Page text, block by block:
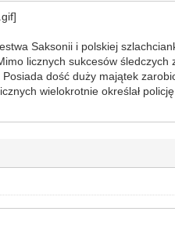
Saksonii i polskiej
licznych sukcesów śledczych
dość duży majątek
wielokrotnie określał